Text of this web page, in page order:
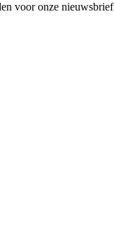
voor onze nieuwsbrief